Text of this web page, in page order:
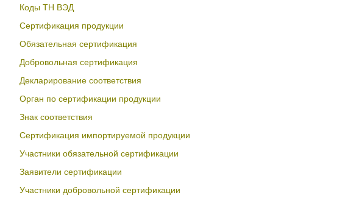
Коды ТН ВЭД
Сертификация продукции
Обязательная сертификация
Добровольная сертификация
Декларирование соответствия
Орган по сертификации продукции
Знак соответствия
Сертификация импортируемой продукции
Участники обязательной сертификации
Заявители сертификации
Участники добровольной сертификации